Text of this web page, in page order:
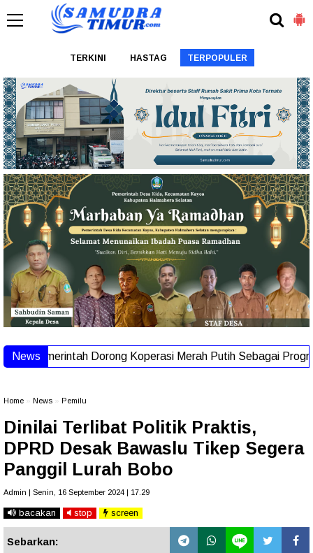
TERKINI HASTAG TERPOPULER
NewsDorong Koperasi Merah Putih Sebagai Program
Home News Pemilu
Dinilai Terlibat Politik Praktis,
DPRD Desak Bawaslu Tikep Segera
Panggil Lurah Bobo
Admin | Senin, 16 September 2024 | 17.29
bacakan stop screen
Sebarkan: